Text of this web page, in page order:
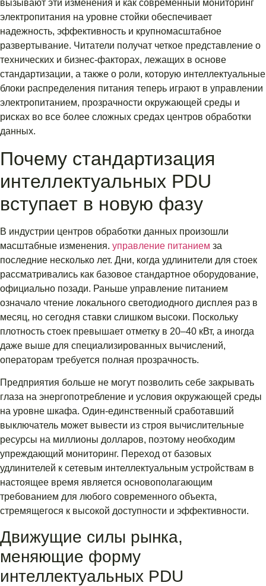
вызывают эти изменения и как современный мониторинг
электропитания на уровне стойки обеспечивает
надежность, эффективность и крупномасштабное
развертывание. Читатели получат четкое представление о
технических и бизнес-факторах, лежащих в основе
стандартизации, а также о роли, которую интеллектуальные
блоки распределения питания теперь играют в управлении
электропитанием, прозрачности окружающей среды и
рисках во все более сложных средах центров обработки
данных.
Почему стандартизация
интеллектуальных PDU
вступает в новую фазу
В индустрии центров обработки данных произошли
масштабные изменения. управление питанием за
последние несколько лет. Дни, когда удлинители для стоек
рассматривались как базовое стандартное оборудование,
официально позади. Раньше управление питанием
означало чтение локального светодиодного дисплея раз в
месяц, но сегодня ставки слишком высоки. Поскольку
плотность стоек превышает отметку в 20–40 кВт, а иногда
даже выше для специализированных вычислений,
операторам требуется полная прозрачность.
Предприятия больше не могут позволить себе закрывать
глаза на энергопотребление и условия окружающей среды
на уровне шкафа. Один-единственный сработавший
выключатель может вывести из строя вычислительные
ресурсы на миллионы долларов, поэтому необходим
упреждающий мониторинг. Переход от базовых
удлинителей к сетевым интеллектуальным устройствам в
настоящее время является основополагающим
требованием для любого современного объекта,
стремящегося к высокой доступности и эффективности.
Движущие силы рынка,
меняющие форму
интеллектуальных PDU